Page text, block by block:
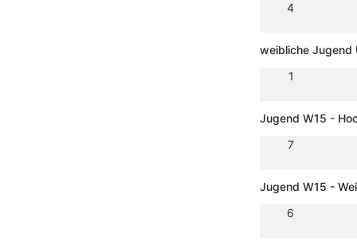
4
weibliche Jugend
1
Jugend W15 -
7
Jugend W15 -
6